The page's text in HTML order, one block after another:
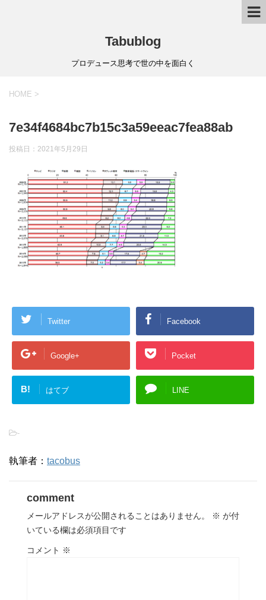
Tabublog
プロデュース思考で世の中を面白く
HOME >
7e34f4684bc7b15c3a59eeac7fea88ab
投稿日： 2021年5月29日
Twitter Facebook
Google+ Pocket
B! はてブ LINE
-
執筆者： tacobus
comment
メールアドレスが公開されることはありません。 ※ が付
いている欄は必須項目です
コメント ※